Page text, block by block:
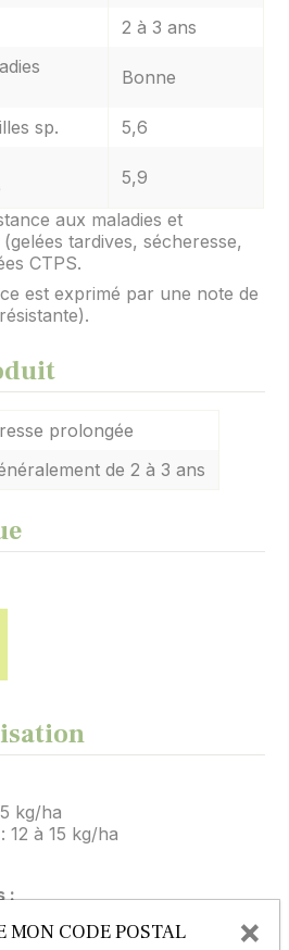
2 à 3 ans
Bonne
sp.
5,6
5,9
aux maladies et
tardives, sécheresse,
CTPS.
est exprimé par une note de
prolongée
de 2 à 3 ans
kg/ha
12 à 15 kg/ha
:
MON CODE POSTAL ×